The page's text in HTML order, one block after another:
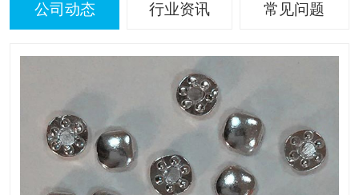
公司动态 行业资讯 常见问题